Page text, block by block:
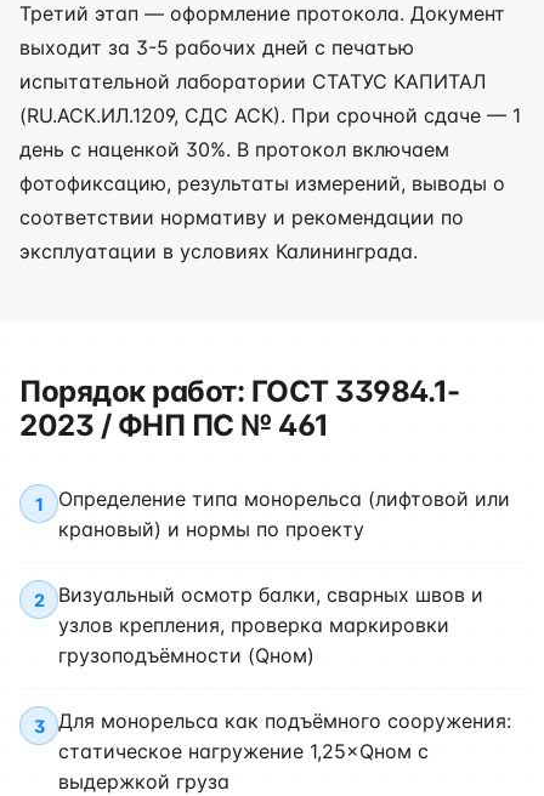
Третий этап — оформление протокола. Документ
выходит за 3-5 рабочих дней с печатью
испытательной лаборатории СТАТУС КАПИТАЛ
(RU.АСК.ИЛ.1209, СДС АСК). При срочной сдаче — 1
день с наценкой 30%. В протокол включаем
фотофиксацию, результаты измерений, выводы о
соответствии нормативу и рекомендации по
эксплуатации в условиях Калининграда.
Порядок работ: ГОСТ 33984.1-
2023 / ФНП ПС № 461
1
Определение типа монорельса (лифтовой или
крановый) и нормы по проекту
2
Визуальный осмотр балки, сварных швов и
узлов крепления, проверка маркировки
грузоподъёмности (Qном)
3
Для монорельса как подъёмного сооружения:
статическое нагружение 1,25×Qном с
выдержкой груза